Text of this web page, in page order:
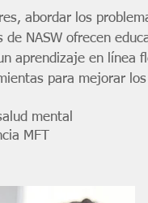
abordar los
NASW ofrecen
aprendizaje en línea
para mejorar
mental
MFT